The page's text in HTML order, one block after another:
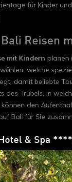
für Kinder
Reisen
mit Kindern planen
welche
damit beliebte
des Trubels, in
den
Bali für Sie
& Spa